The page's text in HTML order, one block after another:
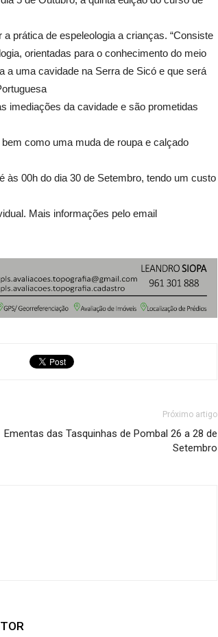
prática de espeleologia a crianças. “Consiste
orientadas para o conhecimento do meio
a uma cavidade na Serra de Sicó e que será
imediações da cavidade e são prometidas
como uma muda de roupa e calçado
00h do dia 30 de Setembro, tendo um custo
Mais informações pelo email
Próximo artigo
Ementas das Tasquinhas de Pombal 26 a 28 de
Setembro